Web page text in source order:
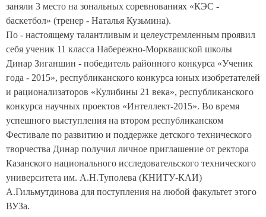
заняли 3 место на зональных соревнованиях «КЭС -
баскетбол» (тренер - Наталья Кузьмина).
По - настоящему талантливым и целеустремленным проявил
себя ученик 11 класса Набережно-Морквашской школы
Динар Зиганшин - победитель районного конкурса «Ученик
года - 2015», республиканского конкурса юных изобретателей
и рационализаторов «Кулибины 21 века», республиканского
конкурса научных проектов «Интеллект-2015». Во время
успешного выступления на втором республиканском
Фестивале по развитию и поддержке детского технического
творчества Динар получил личное приглашение от ректора
Казанского национального исследовательского технического
университета им. А.Н.Туполева (КНИТУ-КАИ)
А.Гильмутдинова для поступления на любой факультет этого
ВУЗа.